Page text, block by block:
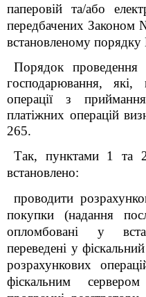
паперовій та/або
передбачених Законом
встановленому
Порядок проведення
господарювання,
операції з
платіжних операцій
265.
Так, пунктами 1 та
встановлено:
проводити
покупки (надання
опломбовані у
переведені у
розрахункових
фіскальним